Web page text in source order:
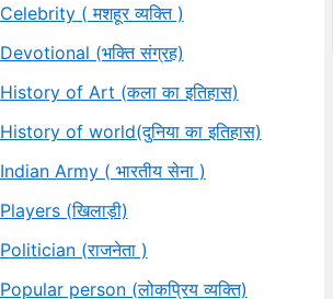
Celebrity ( मशहूर व्यक्ति )
Devotional (भक्ति संग्रह)
History of Art (कला का इतिहास)
History of world(दुनिया का इतिहास)
Indian Army ( भारतीय सेना )
Players (खिलाड़ी)
Politician (राजनेता )
Popular person (लोकप्रिय व्यक्ति)